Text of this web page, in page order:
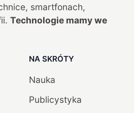
smartfonach,
Technologie mamy we
NA SKRÓTY
Nauka
Publicystyka